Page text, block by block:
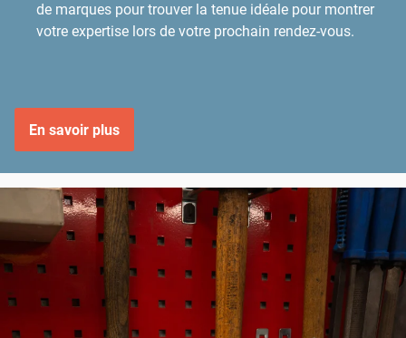
de marques pour trouver la tenue idéale pour montrer
votre expertise lors de votre prochain rendez-vous.
En savoir plus